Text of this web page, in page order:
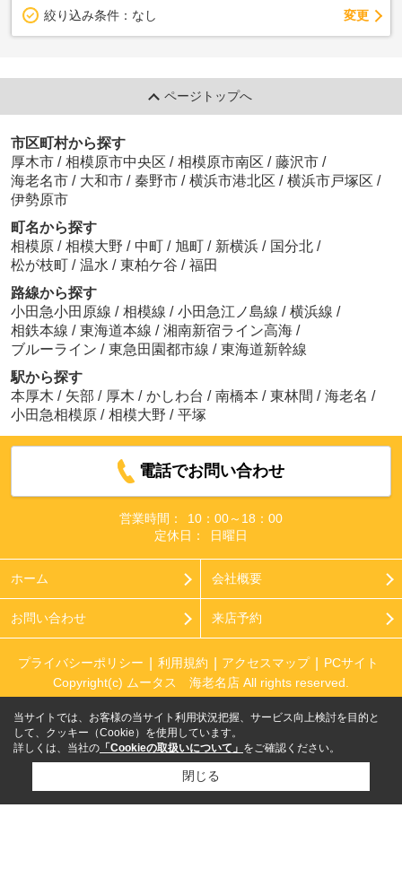
絞り込み条件： なし 変更
ページトップへ
市区町村から探す
厚木市 / 相模原市中央区 / 相模原市南区 / 藤沢市 /
海老名市 / 大和市 / 秦野市 / 横浜市港北区 / 横浜市戸塚区 /
伊勢原市
町名から探す
相模原 / 相模大野 / 中町 / 旭町 / 新横浜 / 国分北 /
松が枝町 / 温水 / 東柏ケ谷 / 福田
路線から探す
小田急小田原線 / 相模線 / 小田急江ノ島線 / 横浜線 /
相鉄本線 / 東海道本線 / 湘南新宿ライン高海 /
ブルーライン / 東急田園都市線 / 東海道新幹線
駅から探す
本厚木 / 矢部 / 厚木 / かしわ台 / 南橋本 / 東林間 / 海老名 /
小田急相模原 / 相模大野 / 平塚
電話でお問い合わせ
営業時間：
10：00～18：00
定休日：
日曜日
ホーム 会社概要
お問い合わせ 来店予約
プライバシーポリシー 利用規約 アクセスマップ
PCサイト
Copyright(c) ムータス 海老名店 All rights reserved.
当サイトでは、お客様の当サイト利用状況把握、サービス向上検討を目的と
して、クッキー（Cookie）を使用しています。
詳しくは、当社の 「Cookieの取扱いについて」 をご確認ください。
閉じる